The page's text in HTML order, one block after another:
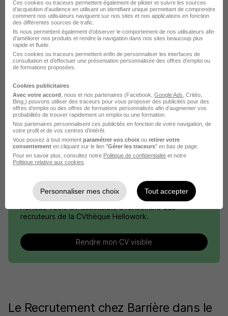
Élargissez votre recherche deRéceptionnistechez
Barrière
Entreprise Barrière
Entreprise Réceptionniste
DÉPOSEZ VOTRE CV
Rendez votre CV accessible à l’ensemble des
recruteurs de la CVthèque Hellowork.
Rendre mon CV visible
Le Recrutement chez Barrière dans le
Ces cookies ou traceurs permettent également de piloter et suivre les sources
d'acquisition d'audience en utilisant un identifiant unique permettant de comprendre
comment nos utilisateurs naviguent sur nos sites et nos applications en fonction
des différentes sources de trafic.
Ils nous permettent également d’observer le comportement de nos utilisateurs afin
d'améliorer nos produits et rendre la navigation dans nos sites beaucoup plus
rapide et fluide.
Ces cookies ou traceurs permettent enfin de personnaliser les interfaces de
consultation et d'effectuer une présentation personnalisée des offres d'emploi ou
de formations proposées.
Cookies publicitaires
Avec votre accord , nous et nos partenaires (Facebook, Google Ads , Critéo,
Bing,) pouvons utiliser des traceurs pour vous proposer des publicités pour des
offres d’emploi ou des offres de formations personnalisés afin d’augmenter vos
probabilités de trouver rapidement un emploi ou une formation.
Nos partenaires personnalisent ces publicités en fonction de votre navigation, de
votre profil et de vos centres d’intérêt.
Vous pouvez à tout moment paramétrer vos choix ou retirer votre
consentement en cliquant sur le lien "Gérer les traceurs" en bas de page.
Pour en savoir plus, consultez notre Politique de confidentialité et notre
Politique relative aux cookies
Personnaliser mes choix Tout accepter